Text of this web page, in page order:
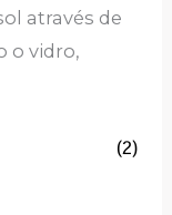
através de
o vidro,